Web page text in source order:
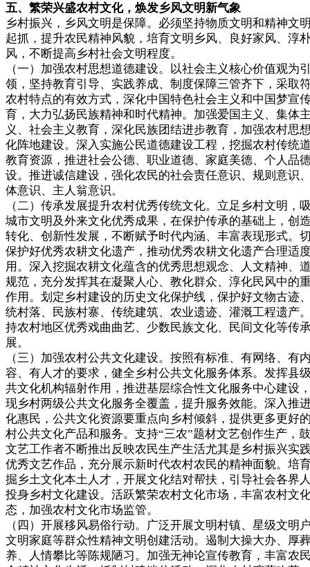
五、繁荣兴盛农村文化，焕发乡风文明新气象
乡村振兴，乡风文明是保障。必须坚持物质文明和精神文
起抓，提升农民精神风貌，培育文明乡风、良好家风、淳
风，不断提高乡村社会文明程度。
（一）加强农村思想道德建设。以社会主义核心价值观为
领，坚持教育引导、实践养成、制度保障三管齐下，采取
农村特点的有效方式，深化中国特色社会主义和中国梦宣
育，大力弘扬民族精神和时代精神。加强爱国主义、集体
义、社会主义教育，深化民族团结进步教育，加强农村思
化阵地建设。深入实施公民道德建设工程，挖掘农村传统
教育资源，推进社会公德、职业道德、家庭美德、个人品
设。推进诚信建设，强化农民的社会责任意识、规则意识
体意识、主人翁意识。
（二）传承发展提升农村优秀传统文化。立足乡村文明，
城市文明及外来文化优秀成果，在保护传承的基础上，创
转化、创新性发展，不断赋予时代内涵、丰富表现形式。
保护好优秀农耕文化遗产，推动优秀农耕文化遗产合理适
用。深入挖掘农耕文化蕴含的优秀思想观念、人文精神、
规范，充分发挥其在凝聚人心、教化群众、淳化民风中的
作用。划定乡村建设的历史文化保护线，保护好文物古迹
统村落、民族村寨、传统建筑、农业遗迹、灌溉工程遗产
持农村地区优秀戏曲曲艺、少数民族文化、民间文化等传
展。
（三）加强农村公共文化建设。按照有标准、有网络、有
容、有人才的要求，健全乡村公共文化服务体系。发挥县
共文化机构辐射作用，推进基层综合性文化服务中心建设
现乡村两级公共文化服务全覆盖，提升服务效能。深入推
化惠民，公共文化资源要重点向乡村倾斜，提供更多更好
村公共文化产品和服务。支持“三农”题材文艺创作生产，
文艺工作者不断推出反映农民生产生活尤其是乡村振兴实
优秀文艺作品，充分展示新时代农村农民的精神面貌。培
掘乡土文化本土人才，开展文化结对帮扶，引导社会各界
投身乡村文化建设。活跃繁荣农村文化市场，丰富农村文
态，加强农村文化市场监管。
（四）开展移风易俗行动。广泛开展文明村镇、星级文明
文明家庭等群众性精神文明创建活动。遏制大操大办、厚
养、人情攀比等陈规陋习。加强无神论宣传教育，丰富农